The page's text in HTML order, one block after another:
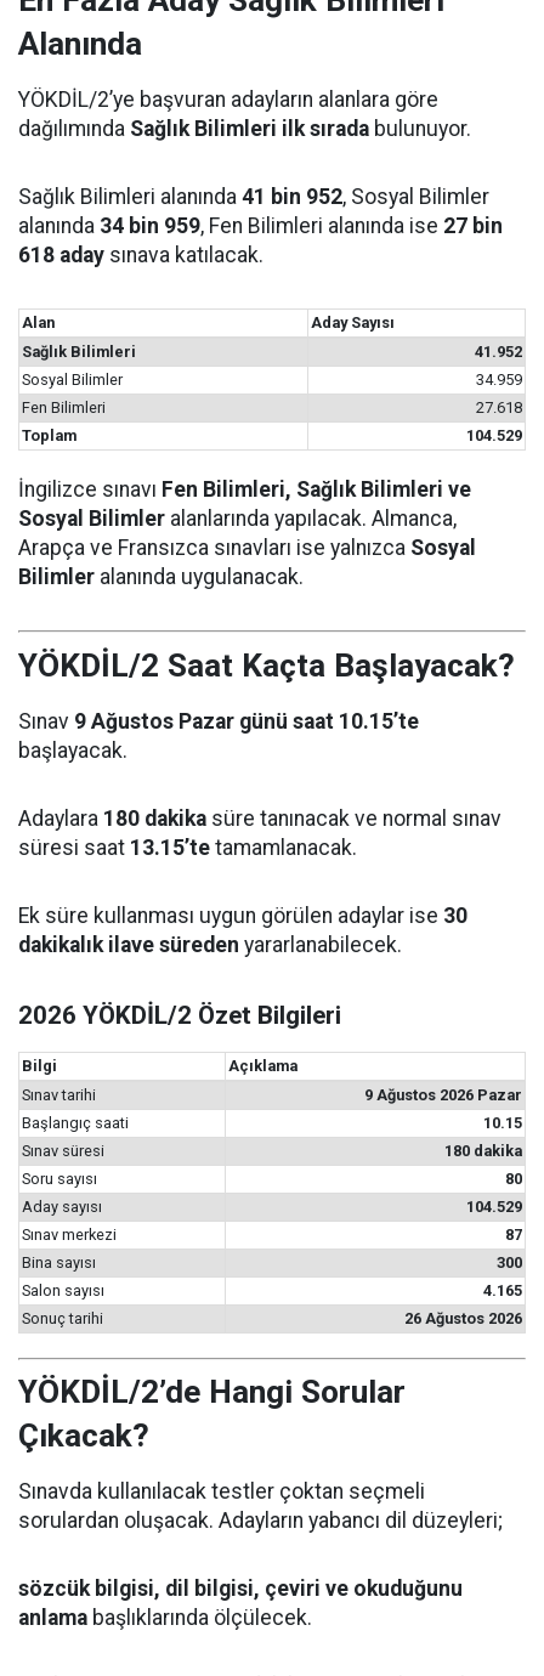
Alanında
YÖKDİL/2’ye başvuran adayların alanlara göre
dağılımında Sağlık Bilimleri ilk sırada bulunuyor.
Sağlık Bilimleri alanında 41 bin 952, Sosyal Bilimler
alanında 34 bin 959, Fen Bilimleri alanında ise 27 bin
618 aday sınava katılacak.
Alan
Aday Sayısı
Sağlık Bilimleri
41.952
Sosyal Bilimler
34.959
Fen Bilimleri
27.618
Toplam
104.529
İngilizce sınavı Fen Bilimleri, Sağlık Bilimleri ve
Sosyal Bilimler alanlarında yapılacak. Almanca,
Arapça ve Fransızca sınavları ise yalnızca Sosyal
Bilimler alanında uygulanacak.
YÖKDİL/2 Saat Kaçta Başlayacak?
Sınav 9 Ağustos Pazar günü saat 10.15’te
başlayacak.
Adaylara 180 dakika süre tanınacak ve normal sınav
süresi saat 13.15’te tamamlanacak.
Ek süre kullanması uygun görülen adaylar ise 30
dakikalık ilave süreden yararlanabilecek.
2026 YÖKDİL/2 Özet Bilgileri
Bilgi
Açıklama
Sınav tarihi
9 Ağustos 2026 Pazar
Başlangıç saati
10.15
Sınav süresi
180 dakika
Soru sayısı
80
Aday sayısı
104.529
Sınav merkezi
87
Bina sayısı
300
Salon sayısı
4.165
Sonuç tarihi
26 Ağustos 2026
YÖKDİL/2’de Hangi Sorular
Çıkacak?
Sınavda kullanılacak testler çoktan seçmeli
sorulardan oluşacak. Adayların yabancı dil düzeyleri;
sözcük bilgisi, dil bilgisi, çeviri ve okuduğunu
anlama başlıklarında ölçülecek.